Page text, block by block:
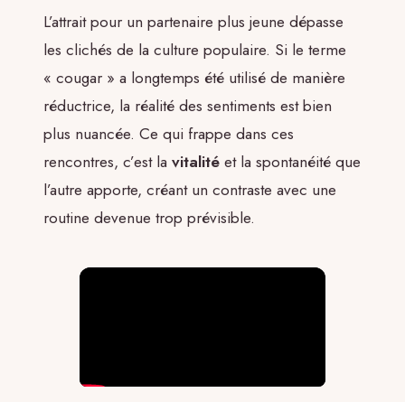
L’attrait pour un partenaire plus jeune dépasse
les clichés de la culture populaire. Si le terme
« cougar » a longtemps été utilisé de manière
réductrice, la réalité des sentiments est bien
plus nuancée. Ce qui frappe dans ces
rencontres, c’est la vitalité et la spontanéité que
l’autre apporte, créant un contraste avec une
routine devenue trop prévisible.